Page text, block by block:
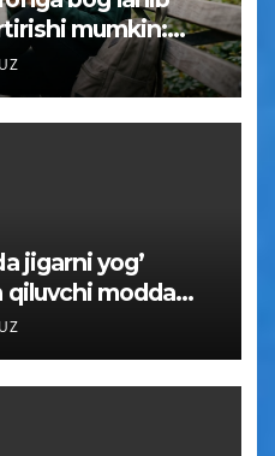
mumkin:
jigarni yog’
qiluvchi modda